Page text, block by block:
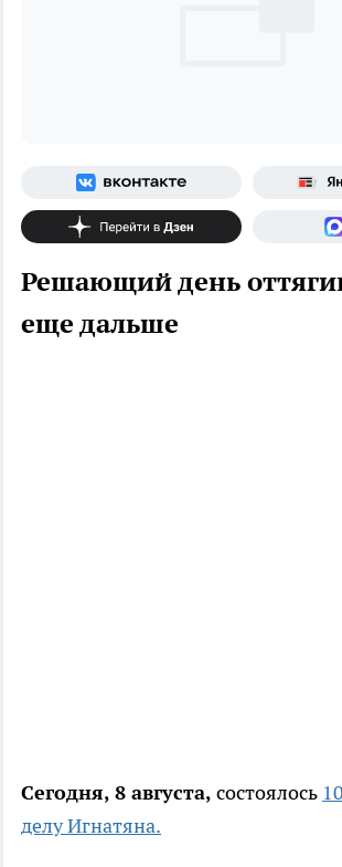
Решающий день
еще дальше
Сегодня, 8 августа, состоялось
делу Игнатяна.